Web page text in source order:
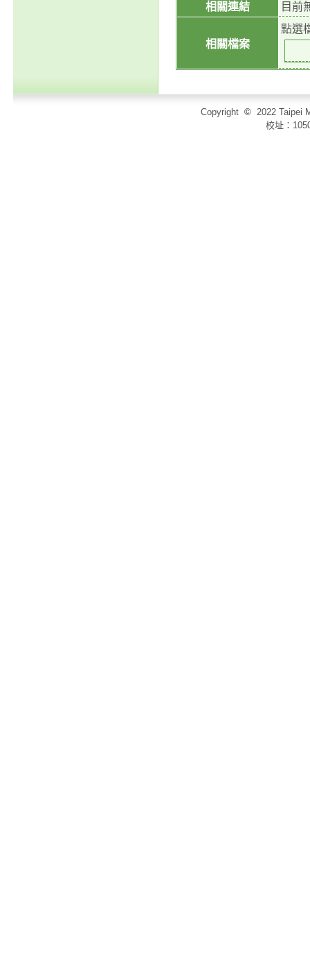
相關連結
目前
相關檔案
點選
Copyright © 2022 Taipei
校址：